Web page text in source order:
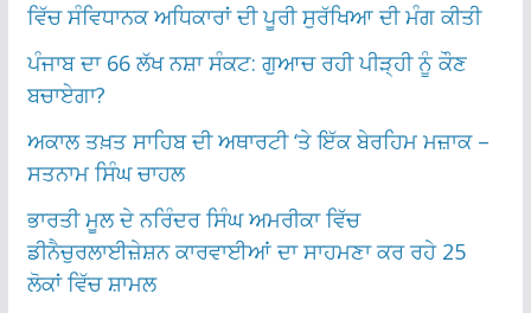
ਵਿੱਚ ਸੰਵਿਧਾਨਕ ਅਧਿਕਾਰਾਂ ਦੀ ਪੂਰੀ ਸੁਰੱਖਿਆ ਦੀ ਮੰਗ ਕੀਤੀ
ਪੰਜਾਬ ਦਾ 66 ਲੱਖ ਨਸ਼ਾ ਸੰਕਟ: ਗੁਆਚ ਰਹੀ ਪੀੜ੍ਹੀ ਨੂੰ ਕੌਣ
ਬਚਾਏਗਾ?
ਅਕਾਲ ਤਖ਼ਤ ਸਾਹਿਬ ਦੀ ਅਥਾਰਟੀ ‘ਤੇ ਇੱਕ ਬੇਰਹਿਮ ਮਜ਼ਾਕ –
ਸਤਨਾਮ ਸਿੰਘ ਚਾਹਲ
ਭਾਰਤੀ ਮੂਲ ਦੇ ਨਰਿੰਦਰ ਸਿੰਘ ਅਮਰੀਕਾ ਵਿੱਚ
ਡੀਨੈਚੁਰਲਾਈਜ਼ੇਸ਼ਨ ਕਾਰਵਾਈਆਂ ਦਾ ਸਾਹਮਣਾ ਕਰ ਰਹੇ 25
ਲੋਕਾਂ ਵਿੱਚ ਸ਼ਾਮਲ